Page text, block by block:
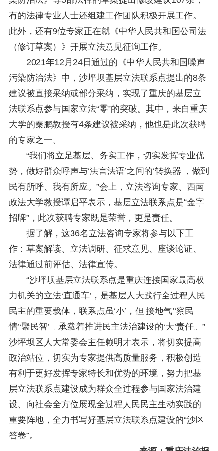
有的法律专业人士还组建工作团队积极开展工作。
此外，还有9位专家正在就《中华人民共和国公司法
（修订草案）》开展立法意见征询工作。
2021年12月24日通过的《中华人民共和国噪声
污染防治法》中，沙坪坝基层立法联系点提出的8条
建议被直接采纳或部分采纳，实现了重庆的基层立
法联系点参与国家立法“零”的突破。其中，来自重庆
大学的秦鹏教授有4条建议被采纳，他也是此次获聘
的专家之一。
“我们将立足基层、务实工作，切实发挥专业优
势，做好群众呼声与‘法言法语’之间的‘转换器’，做到
民有所呼、我有所应。”会上，立法咨询专家、西南
政法大学教授谭启平表示，基层立法联系点是“金字
招牌”，此次获聘专家既是荣誉，更是责任。
据了解，这36名立法咨询专家将参与以下工
作：草案解读、立法调研、征求意见、座谈论证、
法律通过前评估、法律宣传。
“沙坪坝基层立法联系点是重庆连接国家最高权
力机关的立法‘直通车’，是基层人大践行全过程人民
民主的重要载体，联系点虽‘小’，但‘接地气’‘察民
情’‘聚民智’，承载着推进民主法治建设的‘大’责任。”
沙坪坝区人大常委会主任赖明才表示，将切实提高
政治站位，切实为专家提供高质量服务，积极创造
有利于更好发挥专家特长和优势的环境，努力把基
层立法联系点建设成为群众全过程参与国家法治建
设、向社会全方位展现全过程人民民主生动实践的
重要阵地，全力书写好基层立法联系点建设的“沙区
答卷”。